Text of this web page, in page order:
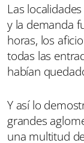
Las
y la demanda
horas, los
todas las
habían
Y así lo
grandes
una multitud